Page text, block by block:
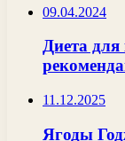
09.04.2024
Диета
11.12.2025
Ягоды